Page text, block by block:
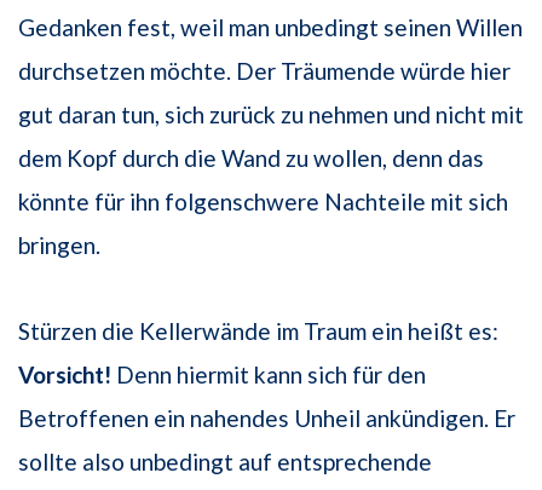
Gedanken fest, weil man unbedingt seinen Willen
durchsetzen möchte. Der Träumende würde hier
gut daran tun, sich zurück zu nehmen und nicht mit
dem Kopf durch die Wand zu wollen, denn das
könnte für ihn folgenschwere Nachteile mit sich
bringen.
Stürzen die Kellerwände im Traum ein heißt es:
Vorsicht! Denn hiermit kann sich für den
Betroffenen ein nahendes Unheil ankündigen. Er
sollte also unbedingt auf entsprechende